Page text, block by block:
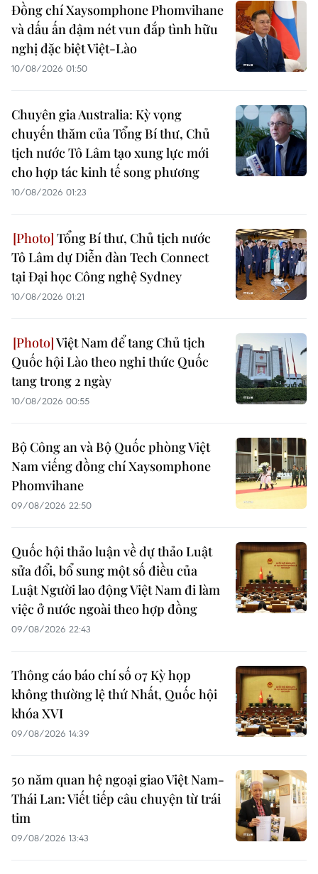
Đồng chí Xaysomphone Phomvihane
và dấu ấn đậm nét vun đắp tình hữu
nghị đặc biệt Việt-Lào
10/08/2026 01:50
Chuyên gia Australia: Kỳ vọng
chuyến thăm của Tổng Bí thư, Chủ
tịch nước Tô Lâm tạo xung lực mới
cho hợp tác kinh tế song phương
10/08/2026 01:23
Tổng Bí thư, Chủ tịch nước
Tô Lâm dự Diễn đàn Tech Connect
tại Đại học Công nghệ Sydney
10/08/2026 01:21
Việt Nam để tang Chủ tịch
Quốc hội Lào theo nghi thức Quốc
tang trong 2 ngày
10/08/2026 00:55
Bộ Công an và Bộ Quốc phòng Việt
Nam viếng đồng chí Xaysomphone
Phomvihane
09/08/2026 22:50
Quốc hội thảo luận về dự thảo Luật
sửa đổi, bổ sung một số điều của
Luật Người lao động Việt Nam đi làm
việc ở nước ngoài theo hợp đồng
09/08/2026 22:43
Thông cáo báo chí số 07 Kỳ họp
không thường lệ thứ Nhất, Quốc hội
khóa XVI
09/08/2026 14:39
50 năm quan hệ ngoại giao Việt Nam-
Thái Lan: Viết tiếp câu chuyện từ trái
tim
09/08/2026 13:43